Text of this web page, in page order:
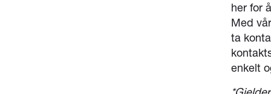
her for
Med
ta
enkelt